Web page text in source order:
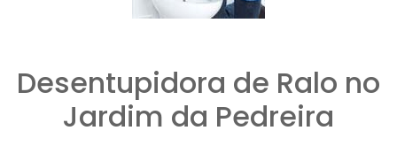
Desentupidora de Ralo no
Jardim da Pedreira